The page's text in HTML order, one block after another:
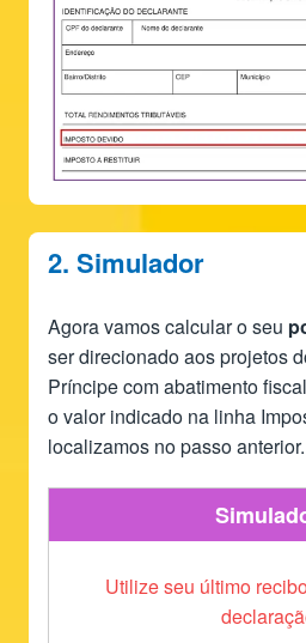
2. Simulador
Agora vamos calcular o seu
ser direcionado aos projetos
Príncipe com abatimento
o valor indicado na linha
localizamos no passo anterior.
Utilize seu último